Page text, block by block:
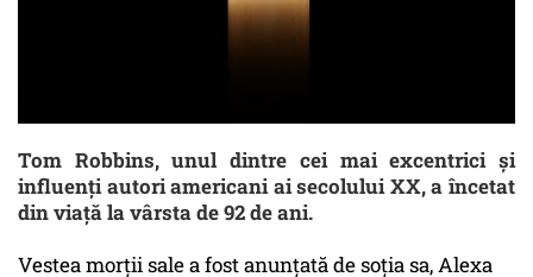
Tom Robbins, unul dintre cei mai excentrici și
influenți autori americani ai secolului XX, a încetat
din viață la vârsta de 92 de ani.
Vestea morții sale a fost anunțată de soția sa, Alexa